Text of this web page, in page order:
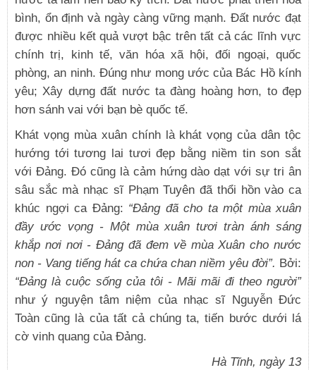
bình, ổn định và ngày càng vững mạnh. Đất nước đạt
được nhiều kết quả vượt bậc trên tất cả các lĩnh vực
chính trị, kinh tế, văn hóa xã hội, đối ngoại, quốc
phòng, an ninh. Đúng như mong ước của Bác Hồ kính
yêu; Xây dựng đất nước ta đàng hoàng hơn, to đẹp
hơn sánh vai với bạn bè quốc tế.
Khát vọng mùa xuân chính là khát vọng của dân tộc
hướng tới tương lai tươi đẹp bằng niềm tin son sắt
với Đảng. Đó cũng là cảm hứng dào dạt với sự tri ân
sâu sắc mà nhạc sĩ Phạm Tuyên đã thổi hồn vào ca
khúc ngợi ca Đảng: “Đảng đã cho ta một mùa xuân
đầy ước vọng - Một mùa xuân tươi tràn ánh sáng
khắp nơi nơi - Đảng đã đem về mùa Xuân cho nước
non - Vang tiếng hát ca chứa chan niềm yêu đời”. Bởi:
“Đảng là cuộc sống của tôi - Mãi mãi đi theo người”
như ý nguyện tâm niệm của nhạc sĩ Nguyễn Đức
Toàn cũng là của tất cả chúng ta, tiến bước dưới lá
cờ vinh quang của Đảng.
Hà Tĩnh, ngày 13